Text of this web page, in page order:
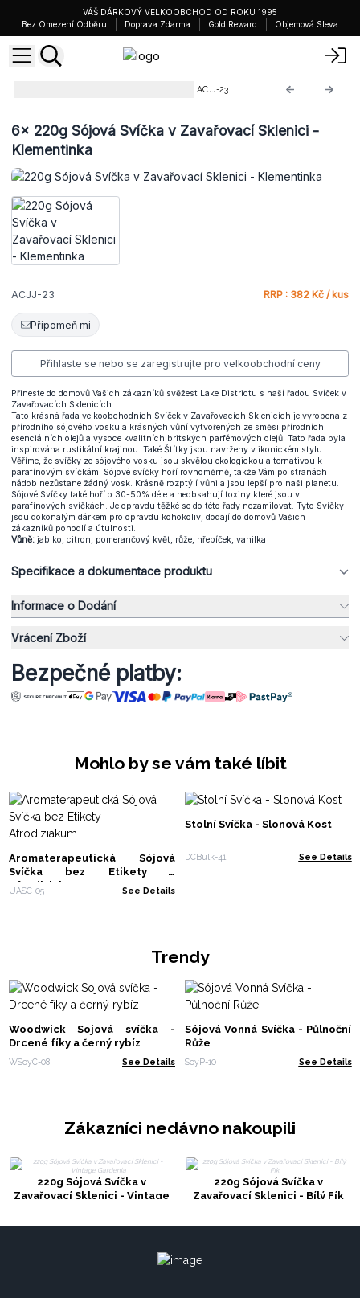
VÁŠ DÁRKOVÝ VELKOOBCHOD OD ROKU 1995
Bez Omezení Odběru
Doprava Zdarma Gold Reward Objemová Sleva
ACJJ-23
6x 220g Sójová Svíčka v Zavařovací Sklenici -
Klementinka
ACJJ-23 RRP : 382 Kč / kus
Připomeň mi
Přihlaste se nebo se zaregistrujte pro velkoobchodní ceny
Přineste do domovů Vašich zákazníků svěžest Lake Districtu s naší řadou Svíček v
Zavařovacích Sklenicích.
Tato krásná řada velkoobchodních Svíček v Zavařovacích Sklenicích je vyrobena z
přírodního sójového vosku a krásných vůní vytvořených ze směsi přírodních
esenciálních olejů a vysoce kvalitních britských parfémových olejů. Tato řada byla
inspirována rustikální krajinou. Také Štítky jsou navrženy v ikonickém stylu.
Věříme, že svíčky ze sójového vosku jsou skvělou ekologickou alternativou k
parafínovým svíčkám. Sójové svíčky hoří rovnoměrně, takže Vám po stranách
nádob nezůstane žádný vosk. Krásně rozptýlí vůni a jsou lepší pro naši planetu.
Sójové Svíčky také hoří o 30-50% déle a neobsahují toxiny které jsou v
parafínových svíčkách. Je opravdu těžké se do této řady nezamilovat. Tyto Svíčky
jsou dokonalým dárkem pro opravdu kohokoliv, dodají do domovů Vašich
zákazníků pohodlí a útulnosti.
Vůně: jablko, citron, pomerančový květ, růže, hřebíček, vanilka
Specifikace a dokumentace produktu
Informace o Dodání
Vrácení Zboží
Bezpečné platby:
Mohlo by se vám také líbit
Aromaterapeutická Sójová
Svíčka bez Etikety -
Afrodiziakum
UASC-05 See Details
Stolní Svíčka - Slonová Kost
DCBulk-41 See Details
Trendy
Woodwick Sojová svíčka -
Drcené fíky a černý rybíz
WSoyC-08 See Details
Sójová Vonná Svíčka - Půlnoční
Růže
SoyP-10 See Details
Zákazníci nedávno nakoupili
220g Sójová Svíčka v
Zavařovací Sklenici - Vintage
220g Sójová Svíčka v
Zavařovací Sklenici - Bílý Fík